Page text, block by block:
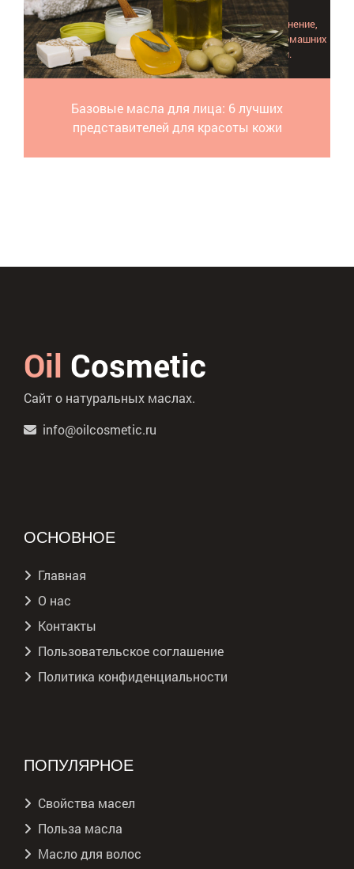
Базовые масла для лица: 6 лучших
представителей для красоты кожи
Базовые масла для кожи лица обеспечивают увлажнение,
питание, сохраняют молодость. Они обязательны в домашних
рецептах. Любое базовое полезно, вот наш топ.
Oil Cosmetic
Сайт о натуральных маслах.
info@oilcosmetic.ru
ОСНОВНОЕ
Главная
О нас
Контакты
Пользовательское соглашение
Политика конфиденциальности
ПОПУЛЯРНОЕ
Свойства масел
Польза масла
Масло для волос